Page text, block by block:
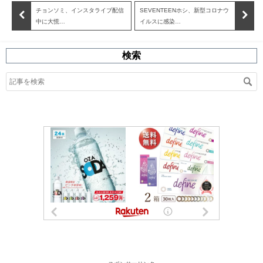
チョンソミ、インスタライブ配信
中に大慌…
SEVENTEENホシ、新型コロナウ
イルスに感染…
検索